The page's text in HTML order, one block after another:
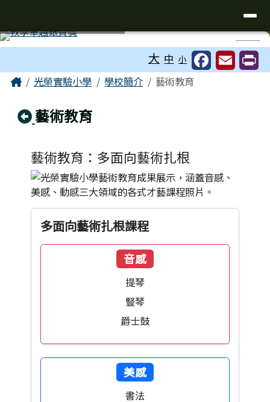
⏸
大 中 小
主內容區域
Home光榮實驗小學 學校簡介 藝術教育
回上頁
藝術教育
藝術教育：多面向藝術扎根
多面向藝術扎根課程
音感
提琴
豎琴
爵士鼓
美感
書法
頁尾區域